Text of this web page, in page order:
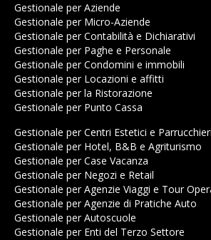
Gestionale per Aziende
Gestionale per Micro-Aziende
Gestionale per Contabilità e Dichiarativi
Gestionale per Paghe e Personale
Gestionale per Condomini e immobili
Gestionale per Locazioni e affitti
Gestionale per la Ristorazione
Gestionale per Punto Cassa
Gestionale per Centri Estetici e Parrucchieri
Gestionale per Hotel, B&B e Agriturismo
Gestionale per Case Vacanza
Gestionale per Negozi e Retail
Gestionale per Agenzie Viaggi e Tour
Gestionale per Agenzie di Pratiche Auto
Gestionale per Autoscuole
Gestionale per Enti del Terzo Settore